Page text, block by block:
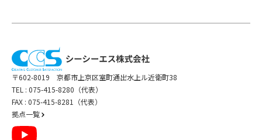
〒602-8019 京都市上京区室町通出水上ル近衛町38
TEL : 075-415-8280（代表）
FAX : 075-415-8281（代表）
拠点一覧